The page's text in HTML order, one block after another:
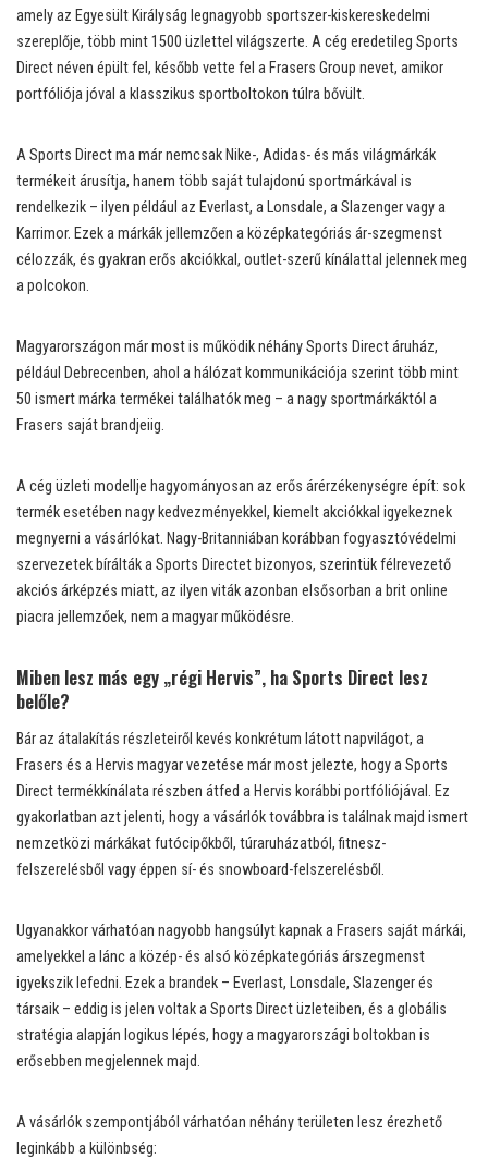
amely az Egyesült Királyság legnagyobb sportszer-kiskereskedelmi
szereplője, több mint 1500 üzlettel világszerte. A cég eredetileg Sports
Direct néven épült fel, később vette fel a Frasers Group nevet, amikor
portfóliója jóval a klasszikus sportboltokon túlra bővült.
A Sports Direct ma már nemcsak Nike-, Adidas- és más világmárkák
termékeit árusítja, hanem több saját tulajdonú sportmárkával is
rendelkezik – ilyen például az Everlast, a Lonsdale, a Slazenger vagy a
Karrimor. Ezek a márkák jellemzően a középkategóriás ár-szegmenst
célozzák, és gyakran erős akciókkal, outlet-szerű kínálattal jelennek meg
a polcokon.
Magyarországon már most is működik néhány Sports Direct áruház,
például Debrecenben, ahol a hálózat kommunikációja szerint több mint
50 ismert márka termékei találhatók meg – a nagy sportmárkáktól a
Frasers saját brandjeiig.
A cég üzleti modellje hagyományosan az erős árérzékenységre épít: sok
termék esetében nagy kedvezményekkel, kiemelt akciókkal igyekeznek
megnyerni a vásárlókat. Nagy-Britanniában korábban fogyasztóvédelmi
szervezetek bírálták a Sports Directet bizonyos, szerintük félrevezető
akciós árképzés miatt, az ilyen viták azonban elsősorban a brit online
piacra jellemzőek, nem a magyar működésre.
Miben lesz más egy „régi Hervis”, ha Sports Direct lesz
belőle?
Bár az átalakítás részleteiről kevés konkrétum látott napvilágot, a
Frasers és a Hervis magyar vezetése már most jelezte, hogy a Sports
Direct termékkínálata részben átfed a Hervis korábbi portfóliójával. Ez
gyakorlatban azt jelenti, hogy a vásárlók továbbra is találnak majd ismert
nemzetközi márkákat futócipőkből, túraruházatból, fitnesz-
felszerelésből vagy éppen sí- és snowboard-felszerelésből.
Ugyanakkor várhatóan nagyobb hangsúlyt kapnak a Frasers saját márkái,
amelyekkel a lánc a közép- és alsó középkategóriás árszegmenst
igyekszik lefedni. Ezek a brandek – Everlast, Lonsdale, Slazenger és
társaik – eddig is jelen voltak a Sports Direct üzleteiben, és a globális
stratégia alapján logikus lépés, hogy a magyarországi boltokban is
erősebben megjelennek majd.
A vásárlók szempontjából várhatóan néhány területen lesz érezhető
leginkább a különbség: